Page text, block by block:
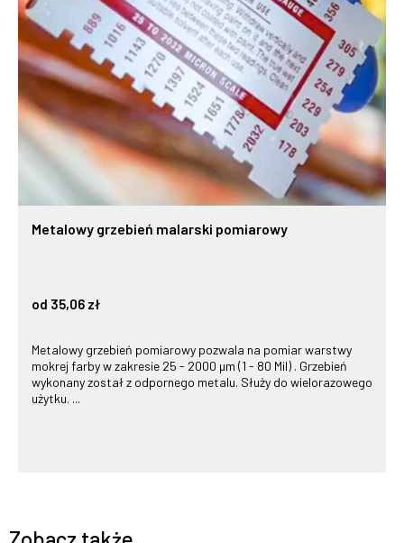
Metalowy grzebień malarski pomiarowy
od 35,06 zł
Metalowy grzebień pomiarowy pozwala na pomiar warstwy
mokrej farby w zakresie 25 - 2000 µm (1 - 80 Mil) . Grzebień
wykonany został z odpornego metalu. Służy do wielorazowego
użytku. ...